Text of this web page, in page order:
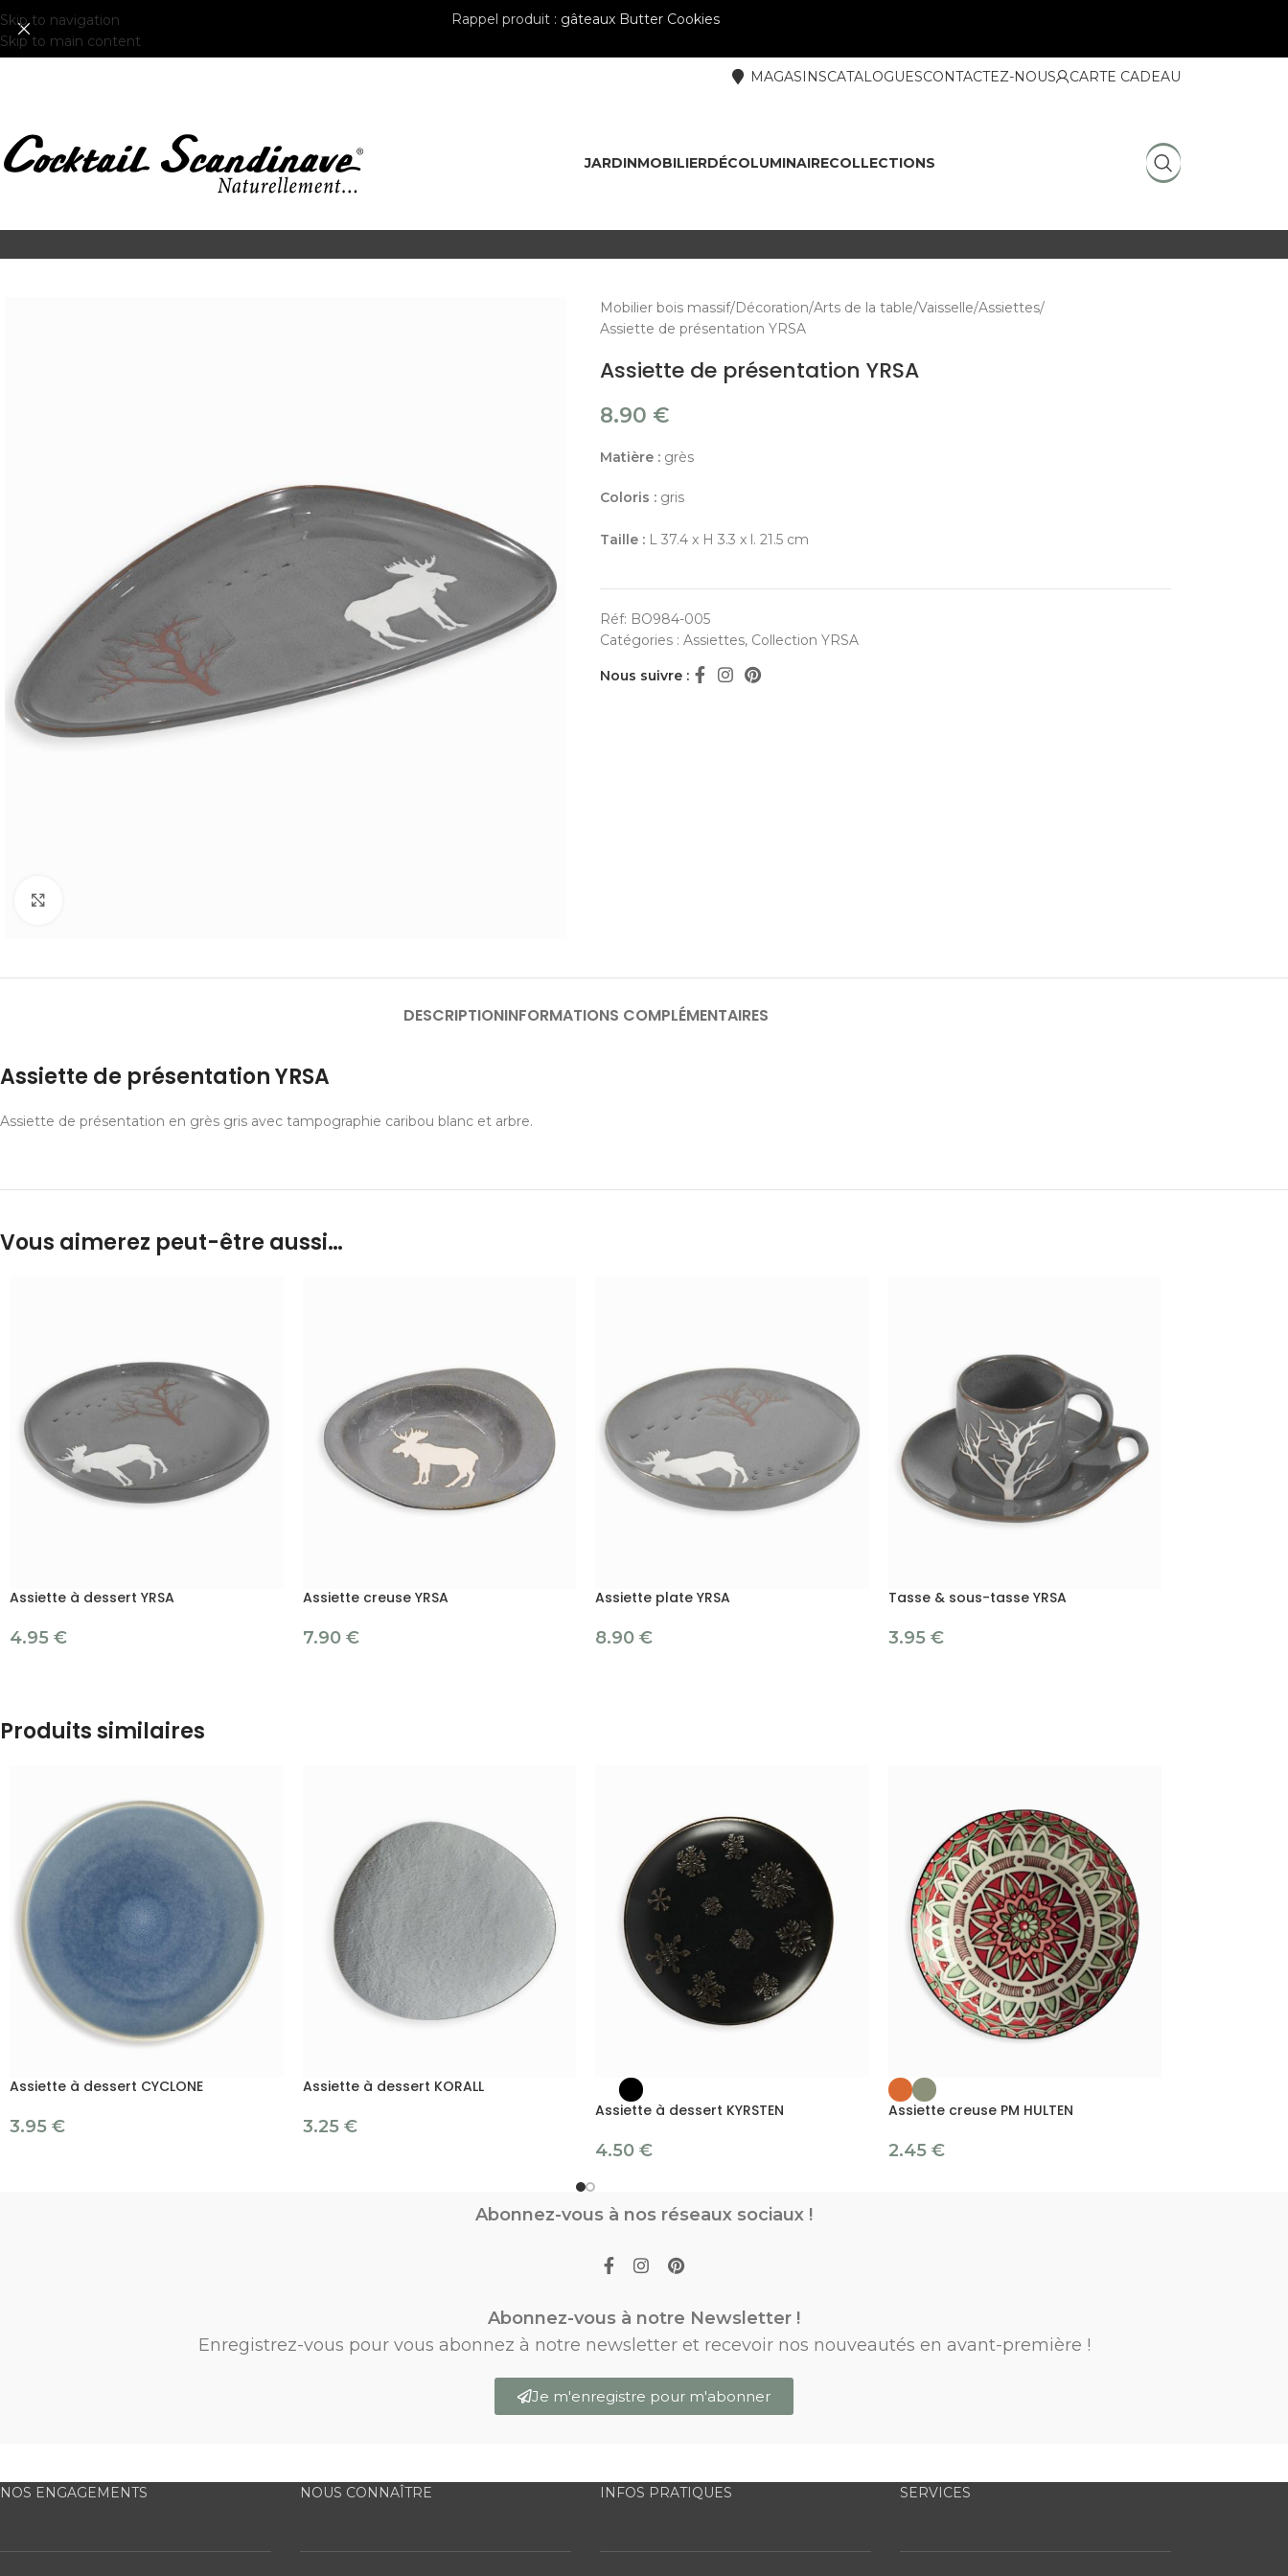
Skip to navigation
Skip to main content
Rappel produit : gâteaux Butter Cookies
MAGASINSCATALOGUESCONTACTEZ-NOUS CARTE CADEAU
JARDINMOBILIERDÉCOLUMINAIRECOLLECTIONS
Mobilier bois massif Décoration Arts de la table Vaisselle Assiettes
Assiette de présentation YRSA
Assiette de présentation YRSA
8.90 €
Matière :grès
Coloris :gris
Taille :L 37.4 x H 3.3 x l. 21.5 cm
Réf: BO984-005
Catégories : Assiettes, Collection YRSA
Nous suivre :
DESCRIPTIONINFORMATIONS COMPLÉMENTAIRES
Assiette de présentation YRSA
Assiette de présentation en grès gris avec tampographie caribou blanc et arbre.
Vous aimerez peut-être aussi…
Assiette à dessert YRSA
4.95 €
Assiette creuse YRSA
7.90 €
Assiette plate YRSA
8.90 €
Tasse & sous-tasse YRSA
3.95 €
Produits similaires
Assiette à dessert CYCLONE
3.95 €
Assiette à dessert KORALL
3.25 €
Assiette à dessert KYRSTEN
4.50 €
Assiette creuse PM HULTEN
2.45 €
Abonnez-vous à nos réseaux sociaux !
Abonnez-vous à notre Newsletter !
Enregistrez-vous pour vous abonnez à notre newsletter et recevoir nos nouveautés en avant-première !
Je m'enregistre pour m'abonner
NOS ENGAGEMENTS NOUS CONNAÎTRE INFOS PRATIQUES SERVICES